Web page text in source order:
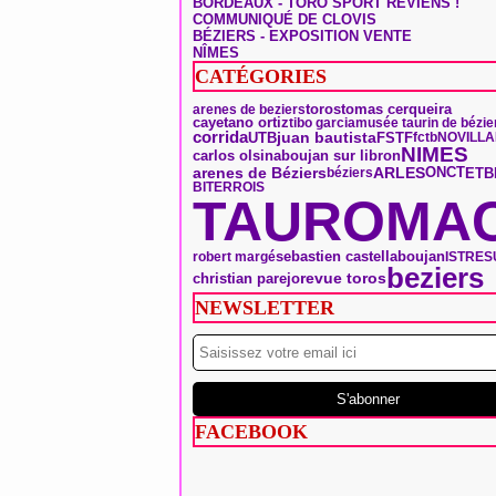
COMMUNIQUÉ DE CLOVIS
BÉZIERS - EXPOSITION VENTE
NÎMES
CATÉGORIES
arenes de bezierstorostomas cerqueira
cayetano ortiztibo garciamusée taurin de
corridaUTBjuan bautistaFSTFfctb
carlos olsinaboujan sur libronNIMES
arenes de BéziersbéziersARLESONCT
BITERROIS
robert margésebastien castellaboujanISTRES
christian parejorevue torosbeziers
NEWSLETTER
FACEBOOK